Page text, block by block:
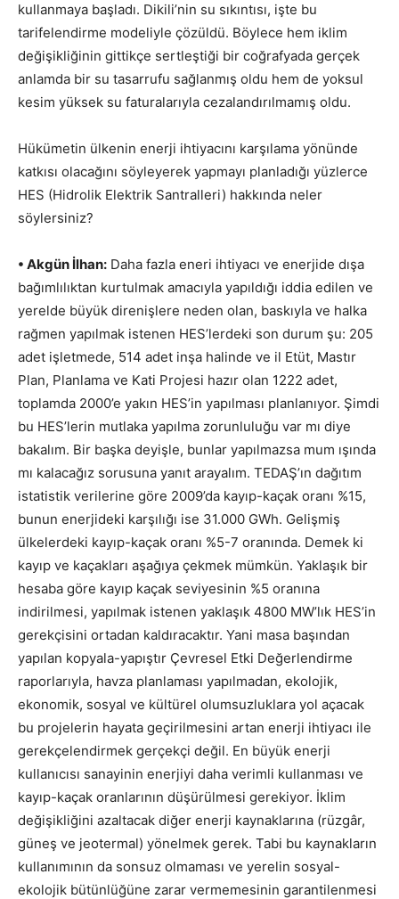
kullanmaya başladı. Dikili’nin su sıkıntısı, işte bu
tarifelendirme modeliyle çözüldü. Böylece hem iklim
değişikliğinin gittikçe sertleştiği bir coğrafyada gerçek
anlamda bir su tasarrufu sağlanmış oldu hem de yoksul
kesim yüksek su faturalarıyla cezalandırılmamış oldu.
Hükümetin ülkenin enerji ihtiyacını karşılama yönünde
katkısı olacağını söyleyerek yapmayı planladığı yüzlerce
HES (Hidrolik Elektrik Santralleri) hakkında neler
söylersiniz?
• Akgün İlhan: Daha fazla eneri ihtiyacı ve enerjide dışa
bağımlılıktan kurtulmak amacıyla yapıldığı iddia edilen ve
yerelde büyük direnişlere neden olan, baskıyla ve halka
rağmen yapılmak istenen HES’lerdeki son durum şu: 205
adet işletmede, 514 adet inşa halinde ve il Etüt, Mastır
Plan, Planlama ve Kati Projesi hazır olan 1222 adet,
toplamda 2000’e yakın HES’in yapılması planlanıyor. Şimdi
bu HES’lerin mutlaka yapılma zorunluluğu var mı diye
bakalım. Bir başka deyişle, bunlar yapılmazsa mum ışında
mı kalacağız sorusuna yanıt arayalım. TEDAŞ’ın dağıtım
istatistik verilerine göre 2009’da kayıp-kaçak oranı %15,
bunun enerjideki karşılığı ise 31.000 GWh. Gelişmiş
ülkelerdeki kayıp-kaçak oranı %5-7 oranında. Demek ki
kayıp ve kaçakları aşağıya çekmek mümkün. Yaklaşık bir
hesaba göre kayıp kaçak seviyesinin %5 oranına
indirilmesi, yapılmak istenen yaklaşık 4800 MW’lık HES’in
gerekçisini ortadan kaldıracaktır. Yani masa başından
yapılan kopyala-yapıştır Çevresel Etki Değerlendirme
raporlarıyla, havza planlaması yapılmadan, ekolojik,
ekonomik, sosyal ve kültürel olumsuzluklara yol açacak
bu projelerin hayata geçirilmesini artan enerji ihtiyacı ile
gerekçelendirmek gerçekçi değil. En büyük enerji
kullanıcısı sanayinin enerjiyi daha verimli kullanması ve
kayıp-kaçak oranlarının düşürülmesi gerekiyor. İklim
değişikliğini azaltacak diğer enerji kaynaklarına (rüzgâr,
güneş ve jeotermal) yönelmek gerek. Tabi bu kaynakların
kullanımının da sonsuz olmaması ve yerelin sosyal-
ekolojik bütünlüğüne zarar vermemesinin garantilenmesi